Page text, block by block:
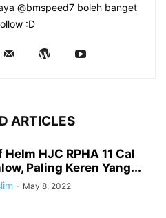
@bmspeed7 boleh banget
:D
ARTICLES
HJC RPHA 11 Cal
Paling Keren Yang...
- May 8, 2022